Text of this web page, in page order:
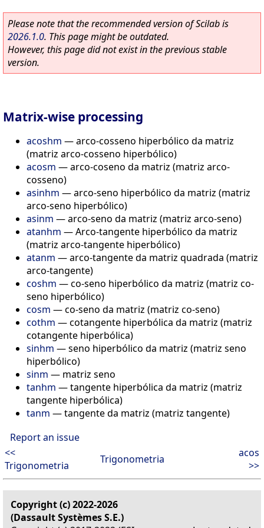
Please note that the recommended version of Scilab is
2026.1.0. This page might be outdated.
However, this page did not exist in the previous stable
version.
Matrix-wise processing
acoshm —arco-cosseno hiperbólico da matriz
(matriz arco-cosseno hiperbólico)
acosm —arco-coseno da matriz (matriz arco-
cosseno)
asinhm —arco-seno hiperbólico da matriz (matriz
arco-seno hiperbólico)
asinm —arco-seno da matriz (matriz arco-seno)
atanhm —Arco-tangente hiperbólico da matriz
(matriz arco-tangente hiperbólico)
atanm —arco-tangente da matriz quadrada (matriz
arco-tangente)
coshm —co-seno hiperbólico da matriz (matriz co-
seno hiperbólico)
cosm —co-seno da matriz (matriz co-seno)
cothm —cotangente hiperbólica da matriz (matriz
cotangente hiperbólica)
sinhm —seno hiperbólico da matriz (matriz seno
hiperbólico)
sinm — matriz seno
tanhm —tangente hiperbólica da matriz (matriz
tangente hiperbólica)
tanm —tangente da matriz (matriz tangente)
Report an issue
<<
Trigonometria
Trigonometria
acos
>>
Copyright (c) 2022-2026
(Dassault Systèmes S.E.)